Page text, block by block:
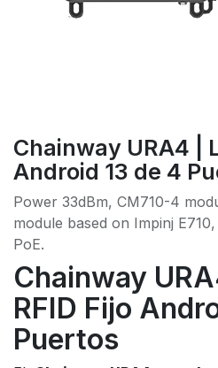
Chainway URA4 |
Android 13 de 4
Power 33dBm, CM710-4
module based on Impinj
PoE.
Chainway
RFID Fijo
Puertos